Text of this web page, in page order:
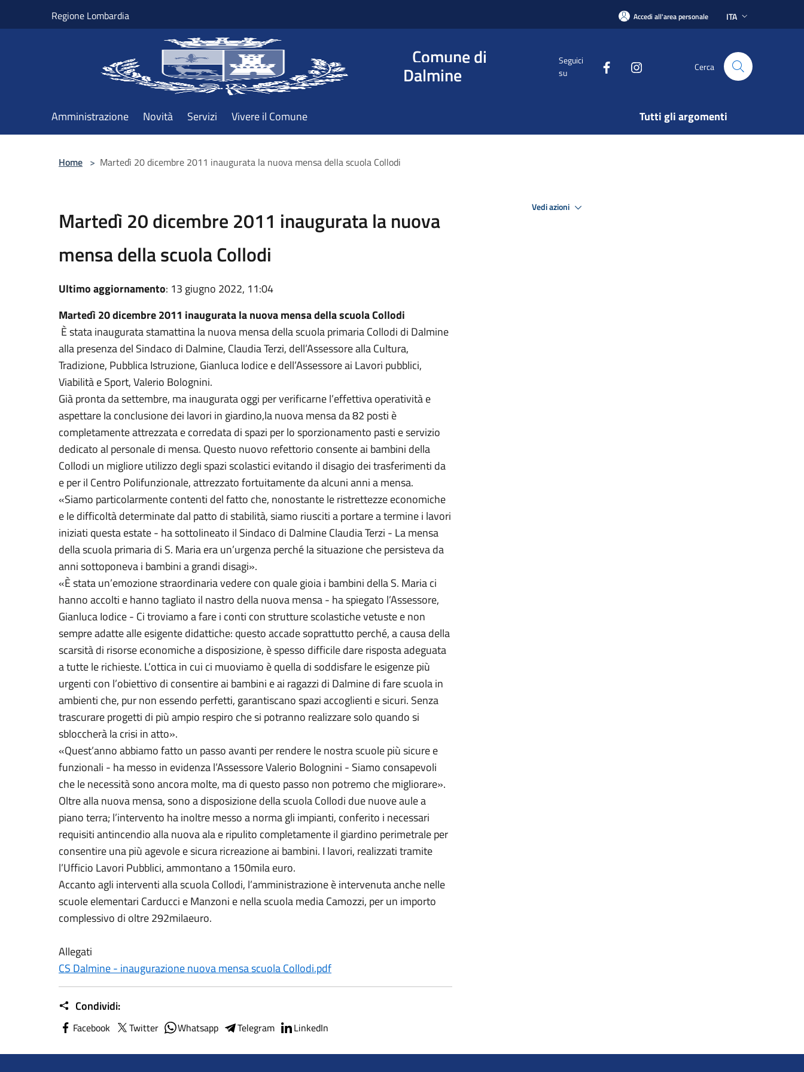
Regione Lombardia Accedi all'area personale ITA
Comune di
Dalmine
Seguici
su
Cerca
Amministrazione Novità Servizi Vivere il Comune Tutti gli argomenti
Home > Martedì 20 dicembre 2011 inaugurata la nuova mensa della scuola Collodi
Martedì 20 dicembre 2011 inaugurata la nuova
mensa della scuola Collodi
Ultimo aggiornamento: 13 giugno 2022, 11:04
Martedì 20 dicembre 2011 inaugurata la nuova mensa della scuola Collodi
È stata inaugurata stamattina la nuova mensa della scuola primaria Collodi di Dalmine
alla presenza del Sindaco di Dalmine, Claudia Terzi, dell’Assessore alla Cultura,
Tradizione, Pubblica Istruzione, Gianluca Iodice e dell’Assessore ai Lavori pubblici,
Viabilità e Sport, Valerio Bolognini.
Già pronta da settembre, ma inaugurata oggi per verificarne l’effettiva operatività e
aspettare la conclusione dei lavori in giardino,la nuova mensa da 82 posti è
completamente attrezzata e corredata di spazi per lo sporzionamento pasti e servizio
dedicato al personale di mensa. Questo nuovo refettorio consente ai bambini della
Collodi un migliore utilizzo degli spazi scolastici evitando il disagio dei trasferimenti da
e per il Centro Polifunzionale, attrezzato fortuitamente da alcuni anni a mensa.
«Siamo particolarmente contenti del fatto che, nonostante le ristrettezze economiche
e le difficoltà determinate dal patto di stabilità, siamo riusciti a portare a termine i lavori
iniziati questa estate - ha sottolineato il Sindaco di Dalmine Claudia Terzi - La mensa
della scuola primaria di S. Maria era un’urgenza perché la situazione che persisteva da
anni sottoponeva i bambini a grandi disagi».
«È stata un’emozione straordinaria vedere con quale gioia i bambini della S. Maria ci
hanno accolti e hanno tagliato il nastro della nuova mensa - ha spiegato l’Assessore,
Gianluca Iodice - Ci troviamo a fare i conti con strutture scolastiche vetuste e non
sempre adatte alle esigente didattiche: questo accade soprattutto perché, a causa della
scarsità di risorse economiche a disposizione, è spesso difficile dare risposta adeguata
a tutte le richieste. L’ottica in cui ci muoviamo è quella di soddisfare le esigenze più
urgenti con l’obiettivo di consentire ai bambini e ai ragazzi di Dalmine di fare scuola in
ambienti che, pur non essendo perfetti, garantiscano spazi accoglienti e sicuri. Senza
trascurare progetti di più ampio respiro che si potranno realizzare solo quando si
sbloccherà la crisi in atto».
«Quest’anno abbiamo fatto un passo avanti per rendere le nostra scuole più sicure e
funzionali - ha messo in evidenza l’Assessore Valerio Bolognini - Siamo consapevoli
che le necessità sono ancora molte, ma di questo passo non potremo che migliorare».
Oltre alla nuova mensa, sono a disposizione della scuola Collodi due nuove aule a
piano terra; l’intervento ha inoltre messo a norma gli impianti, conferito i necessari
requisiti antincendio alla nuova ala e ripulito completamente il giardino perimetrale per
consentire una più agevole e sicura ricreazione ai bambini. I lavori, realizzati tramite
l’Ufficio Lavori Pubblici, ammontano a 150mila euro.
Accanto agli interventi alla scuola Collodi, l’amministrazione è intervenuta anche nelle
scuole elementari Carducci e Manzoni e nella scuola media Camozzi, per un importo
complessivo di oltre 292milaeuro.
Allegati
CS Dalmine - inaugurazione nuova mensa scuola Collodi.pdf
Condividi:
Facebook Twitter Whatsapp Telegram LinkedIn
Vedi azioni